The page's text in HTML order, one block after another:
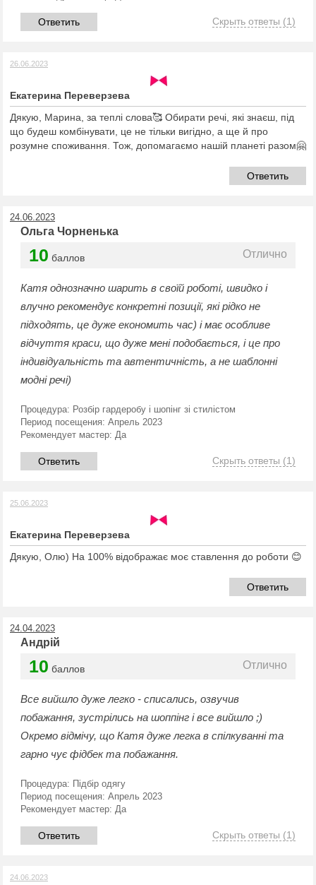
Ответить Скрыть ответы (1)
26.06.2023
Екатерина Переверзева
Дякую, Марина, за теплі слова🥰 Обирати речі, які знаєш, під
що будеш комбінувати, це не тільки вигідно, а ще й про
розумне споживання. Тож, допомагаємо нашій планеті разом🤗
Ответить
24.06.2023
Ольга Чорненька
10 баллов Отлично
Катя однозначно шарить в своїй роботі, швидко і
влучно рекомендує конкретні позиції, які рідко не
підходять, це дуже економить час) і має особливе
відчуття краси, що дуже мені подобається, і це про
індивідуальність та автентичність, а не шаблонні
модні речі)
Процедура: Розбір гардеробу і шопінг зі стилістом
Период посещения: Апрель 2023
Рекомендует мастер: Да
Ответить Скрыть ответы (1)
25.06.2023
Екатерина Переверзева
Дякую, Олю) На 100% відображає моє ставлення до роботи 😊
Ответить
24.04.2023
Андрій
10 баллов Отлично
Все вийшло дуже легко - списались, озвучив
побажання, зустрілись на шоппінг і все вийшло ;)
Окремо відмічу, що Катя дуже легка в спілкуванні та
гарно чує фідбек та побажання.
Процедура: Підбір одягу
Период посещения: Апрель 2023
Рекомендует мастер: Да
Ответить Скрыть ответы (1)
24.06.2023